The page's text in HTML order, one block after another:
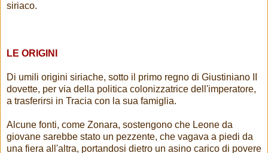
siriaco.
LE ORIGINI
Di umili origini siriache, sotto il primo regno di Giustiniano II
dovette, per via della politica colonizzatrice dell'imperatore,
a trasferirsi in Tracia con la sua famiglia.
Alcune fonti, come Zonara, sostengono che Leone da
giovane sarebbe stato un pezzente, che vagava a piedi da
una fiera all'altra, portandosi dietro un asino carico di povere